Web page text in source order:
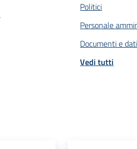
Politici
Personale
Documenti e dati
Vedi tutti